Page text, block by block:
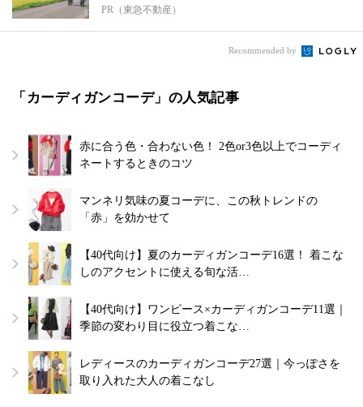
東...
PR（東急不動産）
Recommended by
「カーディガンコーデ」の人気記事
赤に合う色・合わない色！ 2色or3色以上でコーディ
ネートするときのコツ
マンネリ気味の夏コーデに、この秋トレンドの
「赤」を効かせて
【40代向け】夏のカーディガンコーデ16選！ 着こな
しのアクセントに使える旬な活…
【40代向け】ワンピース×カーディガンコーデ11選｜
季節の変わり目に役立つ着こな…
レディースのカーディガンコーデ27選｜今っぽさを
取り入れた大人の着こなし